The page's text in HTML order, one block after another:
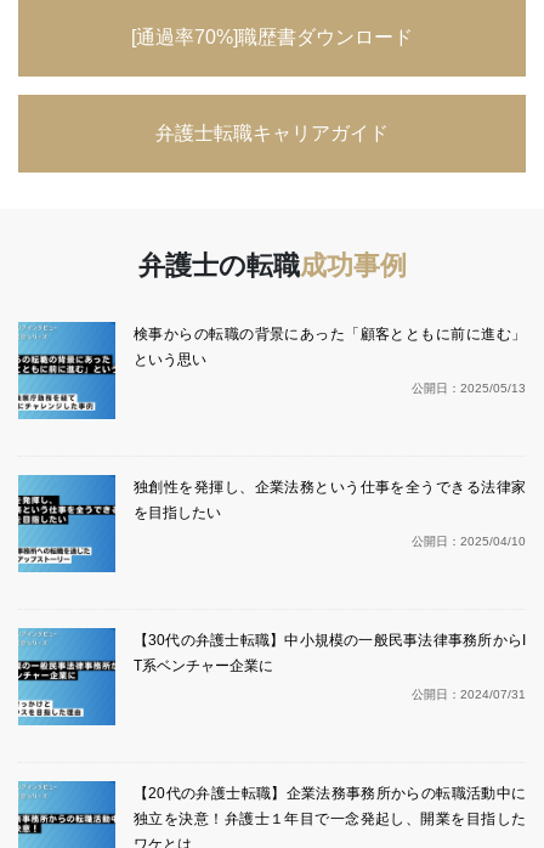
[通過率70%]職歴書ダウンロード
弁護士転職キャリアガイド
弁護士の転職成功事例
検事からの転職の背景にあった「顧客とともに前に進む」
という思い
公開日： 2025/05/13
独創性を発揮し、企業法務という仕事を全うできる法律家
を目指したい
公開日： 2025/04/10
【30代の弁護士転職】中小規模の一般民事法律事務所からI
T系ベンチャー企業に
公開日： 2024/07/31
【20代の弁護士転職】企業法務事務所からの転職活動中に
独立を決意！弁護士１年目で一念発起し、開業を目指した
ワケとは